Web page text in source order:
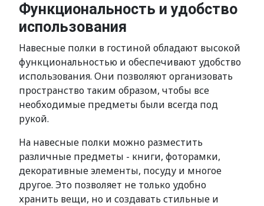
Функциональность и удобство
использования
Навесные полки в гостиной обладают высокой
функциональностью и обеспечивают удобство
использования. Они позволяют организовать
пространство таким образом, чтобы все
необходимые предметы были всегда под
рукой.
На навесные полки можно разместить
различные предметы - книги, фоторамки,
декоративные элементы, посуду и многое
другое. Это позволяет не только удобно
хранить вещи, но и создавать стильные и